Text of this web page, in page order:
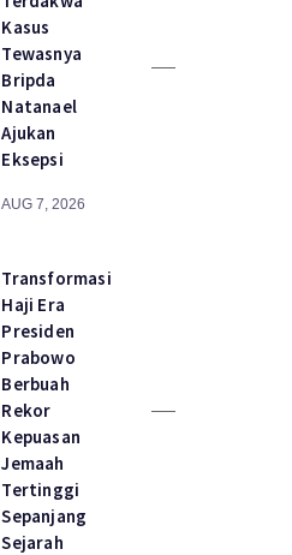
Kasus
Tewasnya
Bripda
Natanael
Ajukan
Eksepsi
AUG 7, 2026
Transformasi
Haji Era
Presiden
Prabowo
Berbuah
Rekor
Kepuasan
Jemaah
Tertinggi
Sepanjang
Sejarah